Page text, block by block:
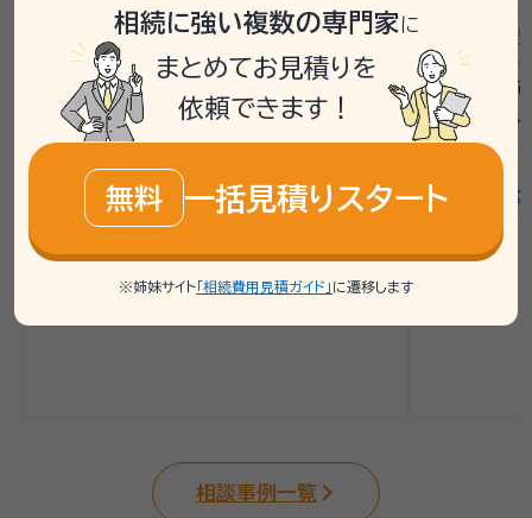
いい相続では、相談者へまず行政書士との
電話相談を案内し、銀行口座の解約方法や
必要な書類の整理について説明しました。無
料相談を通じて、遺産分割協議書の作成や
戸籍収集の進め方を具体的に確認し、次の
ステップを明確にするサポートを行いまし
連携士業：
ご相談され
の手続きや
ルでの対応
での相談も
お勧めしまし
連携士業：
行政書士ヒ
相談事例一覧
相続に強い複数の専門家に
まとめてお見積りを
依頼できます！
無料 一括見積りスタート
※姉妹サイト 「相続費用見積ガイド」 に遷移します